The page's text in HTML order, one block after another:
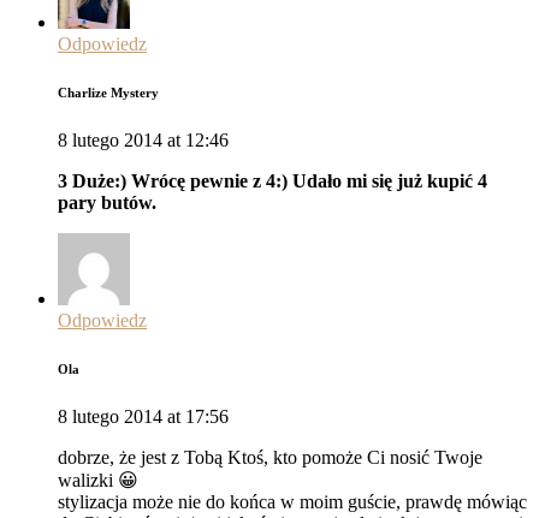
Odpowiedz
Charlize Mystery
8 lutego 2014 at 12:46
3 Duże:) Wrócę pewnie z 4:) Udało mi się już kupić 4
pary butów.
Odpowiedz
Ola
8 lutego 2014 at 17:56
dobrze, że jest z Tobą Ktoś, kto pomoże Ci nosić Twoje
walizki 😀
stylizacja może nie do końca w moim guście, prawdę mówiąc